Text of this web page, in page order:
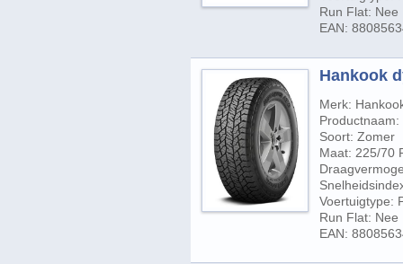
Run Flat: Nee
EAN:
Hankook
Merk:
Soort: Zomer
Maat: 225/70
Voertuigtype:
Run Flat: Nee
EAN: